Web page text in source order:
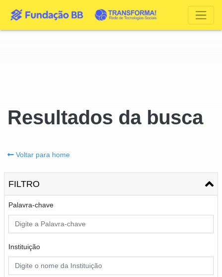
Resultados da busca
Voltar para home
FILTRO
Palavra-chave
Instituição